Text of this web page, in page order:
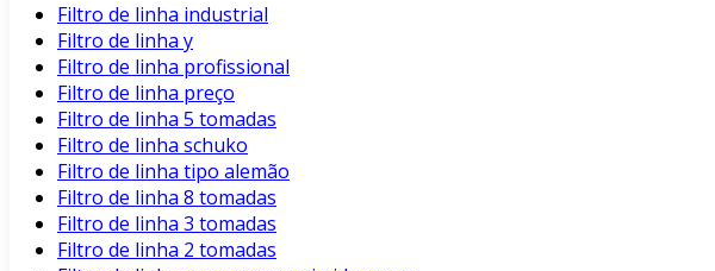
Filtro de linha industrial
Filtro de linha y
Filtro de linha profissional
Filtro de linha preço
Filtro de linha 5 tomadas
Filtro de linha schuko
Filtro de linha tipo alemão
Filtro de linha 8 tomadas
Filtro de linha 3 tomadas
Filtro de linha 2 tomadas